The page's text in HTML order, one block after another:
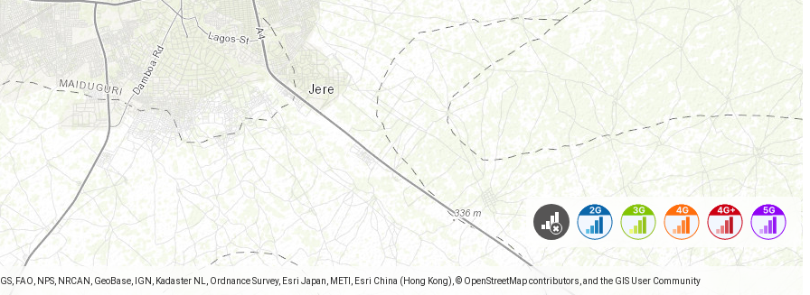
FAO, NPS, NRCAN, GeoBase, IGN, Kadaster NL, Ordnance Survey, Esri Japan, METI, Esri China (Hong Kong), © OpenStreetMap contributors, and the GIS User Community